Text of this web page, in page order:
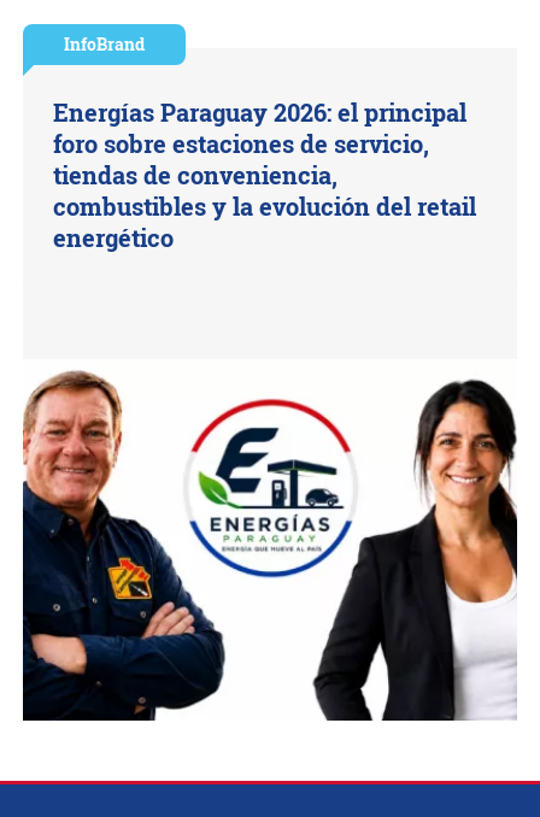
InfoBrand
Energías Paraguay 2026: el principal
foro sobre estaciones de servicio,
tiendas de conveniencia,
combustibles y la evolución del retail
energético